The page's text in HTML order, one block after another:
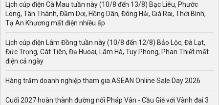
Lịch cúp điện Cà Mau tuần này (10/8 đến 13/8) Bạc Liêu, Phước
Long, Tân Thành, Đầm Dơi, Hồng Dân, Đông Hải, Giá Rai, Thới Bình,
Tạ An Khương mất điện nhiều ấp
Lịch cúp điện Lâm Đồng tuần này (10/8 đến 12/8) Bảo Lộc, Đà Lạt,
Đức Trọng, Cát Tiên, Đạ Huoai, Lâm Hà, Tuy Phong, Phan Thiết mất
điện cả ngày
Hàng trăm doanh nghiệp tham gia ASEAN Online Sale Day 2026
Cuối 2027 hoàn thành đường nối Pháp Vân - Cầu Giẽ với Vành đai 3